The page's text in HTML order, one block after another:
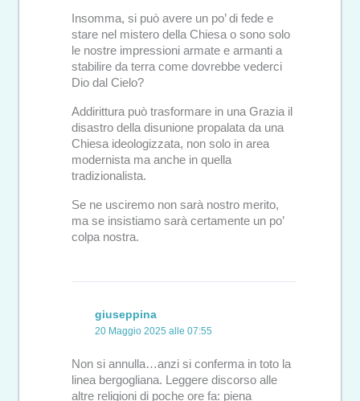
Insomma, si può avere un po’ di fede e
stare nel mistero della Chiesa o sono solo
le nostre impressioni armate e armanti a
stabilire da terra come dovrebbe vederci
Dio dal Cielo?
Addirittura può trasformare in una Grazia il
disastro della disunione propalata da una
Chiesa ideologizzata, non solo in area
modernista ma anche in quella
tradizionalista.
Se ne usciremo non sarà nostro merito,
ma se insistiamo sarà certamente un po’
colpa nostra.
giuseppina
20 Maggio 2025 alle 07:55
Non si annulla…anzi si conferma in toto la
linea bergogliana. Leggere discorso alle
altre religioni di poche ore fa: piena